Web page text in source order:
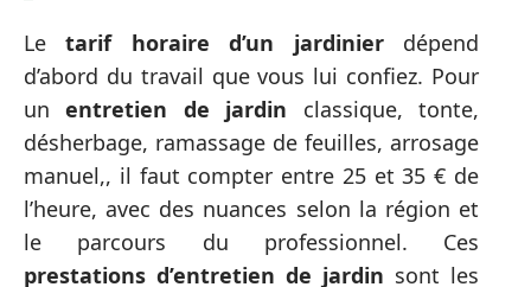
Letarif horaire d’un jardinierdépend
d’abord du travail que vous lui confiez. Pour
unentretien de jardin classique, tonte,
désherbage, ramassage de feuilles, arrosage
manuel,, il faut compter entre 25 et 35 € de
l’heure, avec des nuances selon la région et
le parcours du professionnel. Ces
prestations d’entretien de jardin sont les